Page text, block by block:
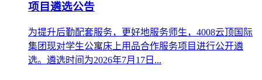
项目遴选公告
为提升后勤配套服务，更好地服务师生，4008云顶国际
集团现对学生公寓床上用品合作服务项目进行公开遴
选。遴选时间为2026年7月17日...